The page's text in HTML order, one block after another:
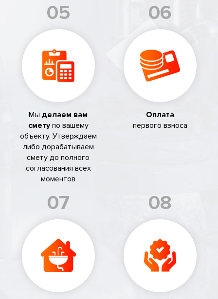
05
Мы делаем вам
сметупо вашему
объекту. Утверждаем
либо дорабатываем
смету до полного
согласования всех
моментов
06
Оплата
первого взноса
07 08